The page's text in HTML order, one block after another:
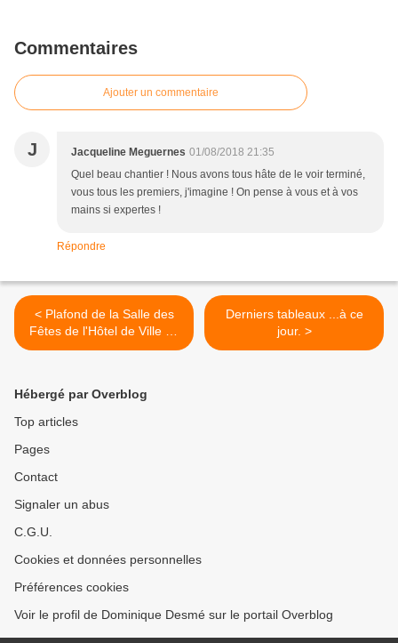
Commentaires
Ajouter un commentaire
J Jacqueline Meguernes 01/08/2018 21:35
Quel beau chantier ! Nous avons tous hâte de le voir terminé,
vous tous les premiers, j'imagine ! On pense à vous et à vos
mains si expertes !
Répondre
< Plafond de la Salle des
Fêtes de l'Hôtel de Ville de
La Rochelle
Derniers tableaux ...à ce
jour. >
Hébergé par Overblog
Top articles
Pages
Contact
Signaler un abus
C.G.U.
Cookies et données personnelles
Préférences cookies
Voir le profil de Dominique Desmé sur le portail Overblog